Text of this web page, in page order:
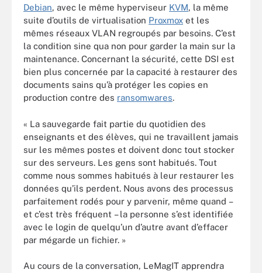
Debian, avec le même hyperviseur KVM, la même
suite d’outils de virtualisation Proxmox et les
mêmes réseaux VLAN regroupés par besoins. C’est
la condition sine qua non pour garder la main sur la
maintenance. Concernant la sécurité, cette DSI est
bien plus concernée par la capacité à restaurer des
documents sains qu’à protéger les copies en
production contre des ransomwares.
« La sauvegarde fait partie du quotidien des
enseignants et des élèves, qui ne travaillent jamais
sur les mêmes postes et doivent donc tout stocker
sur des serveurs. Les gens sont habitués. Tout
comme nous sommes habitués à leur restaurer les
données qu’ils perdent. Nous avons des processus
parfaitement rodés pour y parvenir, même quand –
et c’est très fréquent – la personne s’est identifiée
avec le login de quelqu’un d’autre avant d’effacer
par mégarde un fichier. »
Au cours de la conversation, LeMagIT apprendra